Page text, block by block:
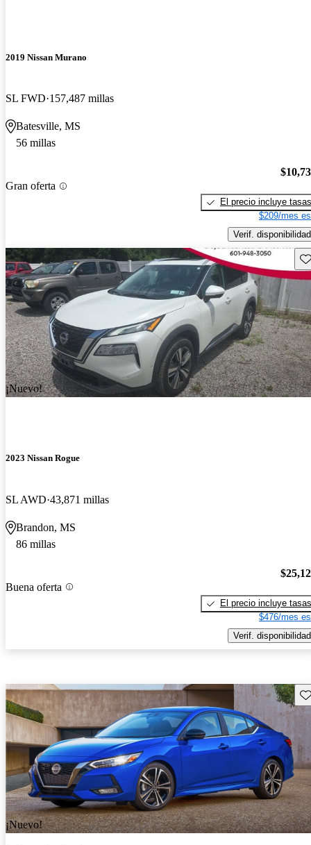
2019 Nissan Murano
SL FWD 157,487 millas
Batesville, MS
56 millas
Gran oferta
El precio incluye tasas
$209/mes
Verif. disponibilidad
¡Nuevo!
2023 Nissan Rogue
SL AWD 43,871 millas
Brandon, MS
86 millas
Buena oferta
El precio incluye tasas
$476/mes
Verif. disponibilidad
¡Nuevo!